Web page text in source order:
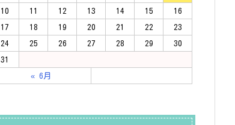
10
11 12 13 14 15
16
17
18 19 20 21 22
23
24
25 26 27 28 29
30
31
« 6月